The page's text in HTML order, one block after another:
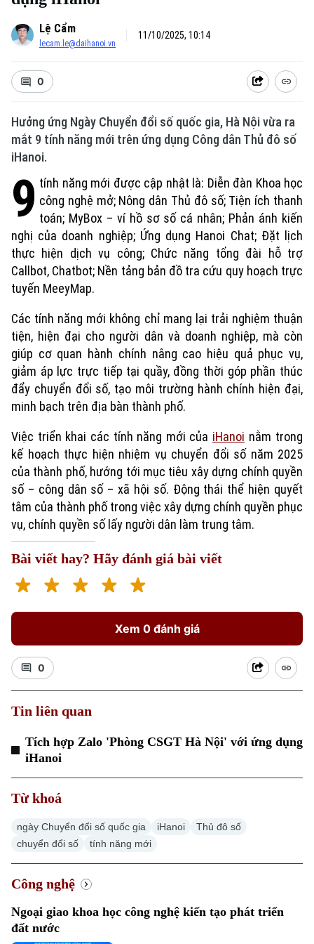
Xu hướng
Chuyên mục
Thời sự
Chính trị
An ninh trật tự
Nhịp sống Hà Nội
Người Hà Nội
Khoảnh khắc Hà Nội
Ẩm thực
Tin tức
Tin tức
Cafe sáng
Tài chính Ngân hàng
Doanh nghiệp
Nhà đất
Tin tức
Đầu tư
Tàu và Xe
Ô tô
Giáo dục
Lệ Cẩm
lecam.le@daihanoi.vn
11/10/2025, 10:14
0
Hưởng ứng Ngày Chuyển đổi số quốc gia, Hà Nội vừa ra
mắt 9 tính năng mới trên ứng dụng Công dân Thủ đô số
iHanoi.
9 tính năng mới được cập nhật là: Diễn đàn Khoa học
công nghệ mở; Nông dân Thủ đô số; Tiện ích thanh
toán; MyBox – ví hồ sơ số cá nhân; Phản ánh kiến
nghị của doanh nghiệp; Ứng dụng Hanoi Chat; Đặt lịch
thực hiện dịch vụ công; Chức năng tổng đài hỗ trợ
Callbot, Chatbot; Nền tảng bản đồ tra cứu quy hoạch trực
tuyến MeeyMap.
Các tính năng mới không chỉ mang lại trải nghiệm thuận
tiện, hiện đại cho người dân và doanh nghiệp, mà còn
giúp cơ quan hành chính nâng cao hiệu quả phục vụ,
giảm áp lực trực tiếp tại quầy, đồng thời góp phần thúc
đẩy chuyển đổi số, tạo môi trường hành chính hiện đại,
minh bạch trên địa bàn thành phố.
Việc triển khai các tính năng mới của iHanoi nằm trong
kế hoạch thực hiện nhiệm vụ chuyển đổi số năm 2025
của thành phố, hướng tới mục tiêu xây dựng chính quyền
số – công dân số – xã hội số. Động thái thể hiện quyết
tâm của thành phố trong việc xây dựng chính quyền phục
vụ, chính quyền số lấy người dân làm trung tâm.
Bài viết hay? Hãy đánh giá bài viết
Xem 0 đánh giá
0
Tin liên quan
Tích hợp Zalo 'Phòng CSGT Hà Nội' với ứng dụng
iHanoi
Từ khoá
ngày Chuyển đổi số quốc gia iHanoi
Thủ đô số
chuyển đổi số
tính năng mới
Công nghệ
Ngoại giao khoa học công nghệ kiến tạo phát triển
đất nước